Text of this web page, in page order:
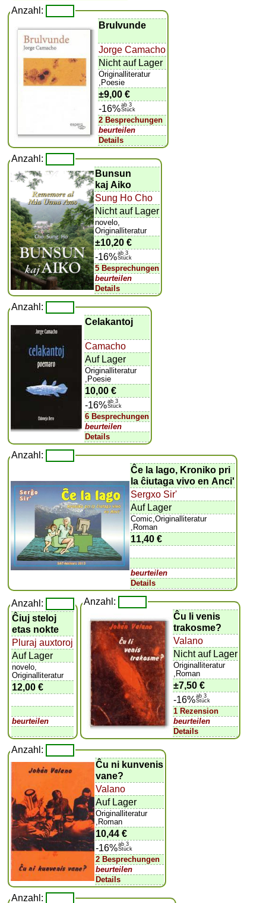
Anzahl:
Brulvunde
Jorge Camacho
Nicht auf Lager
Originalliteratur
,Poesie
±9,00 €
-16%ab 3
Stück
2 Besprechungen
beurteilen
Details
Anzahl:
Bunsun
kaj Aiko
Sung Ho Cho
Nicht auf Lager
novelo,
Originalliteratur
±10,20 €
-16%ab 3
Stück
5 Besprechungen
beurteilen
Details
Anzahl:
Celakantoj
Camacho
Auf Lager
Originalliteratur
,Poesie
10,00 €
-16%ab 3
Stück
6 Besprechungen
beurteilen
Details
Anzahl:
Ĉe la lago, Kroniko pri
la ĉiutaga vivo en Anci'
Sergxo Sir'
Auf Lager
Comic,Originalliteratur
,Roman
11,40 €
beurteilen
Details
Anzahl:
Ĉiuj steloj
etas nokte
Pluraj auxtoroj
Auf Lager
novelo,
Originalliteratur
12,00 €
beurteilen
Anzahl:
Ĉu li venis
trakosme?
Valano
Nicht auf Lager
Originalliteratur
,Roman
±7,50 €
-16%ab 3
Stück
1 Rezension
beurteilen
Details
Anzahl:
Ĉu ni kunvenis
vane?
Valano
Auf Lager
Originalliteratur
,Roman
10,44 €
-16%ab 3
Stück
2 Besprechungen
beurteilen
Details
Anzahl: